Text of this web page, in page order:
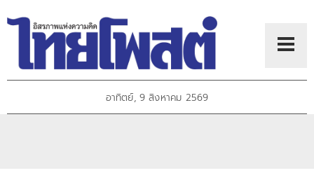
อาทิตย์, 9 สิงหาคม 2569